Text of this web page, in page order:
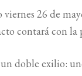
viernes 26 de
contará con
doble exilio: